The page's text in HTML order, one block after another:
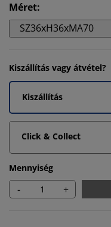
Méret:
SZ36xH36xMA70
Kiszállítás vagy átvétel?
Kiszállítás
Click & Collect
Mennyiség
- +